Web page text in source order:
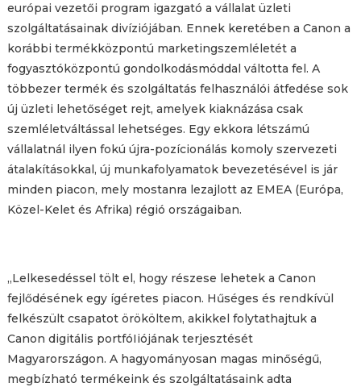
európai vezetői program igazgató a vállalat üzleti
szolgáltatásainak divíziójában. Ennek keretében a Canon a
korábbi termékközpontú marketingszemléletét a
fogyasztóközpontú gondolkodásmóddal váltotta fel. A
többezer termék és szolgáltatás felhasználói átfedése sok
új üzleti lehetőséget rejt, amelyek kiaknázása csak
szemléletváltással lehetséges. Egy ekkora létszámú
vállalatnál ilyen fokú újra-pozícionálás komoly szervezeti
átalakításokkal, új munkafolyamatok bevezetésével is jár
minden piacon, mely mostanra lezajlott az EMEA (Európa,
Közel-Kelet és Afrika) régió országaiban.
„Lelkesedéssel tölt el, hogy részese lehetek a Canon
fejlődésének egy ígéretes piacon. Hűséges és rendkívül
felkészült csapatot örököltem, akikkel folytathajtuk a
Canon digitális portfóIiójának terjesztését
Magyarországon. A hagyományosan magas minőségű,
megbízható termékeink és szolgáltatásaink adta